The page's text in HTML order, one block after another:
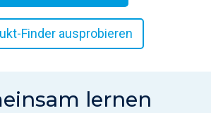
Finder ausprobieren
lernen